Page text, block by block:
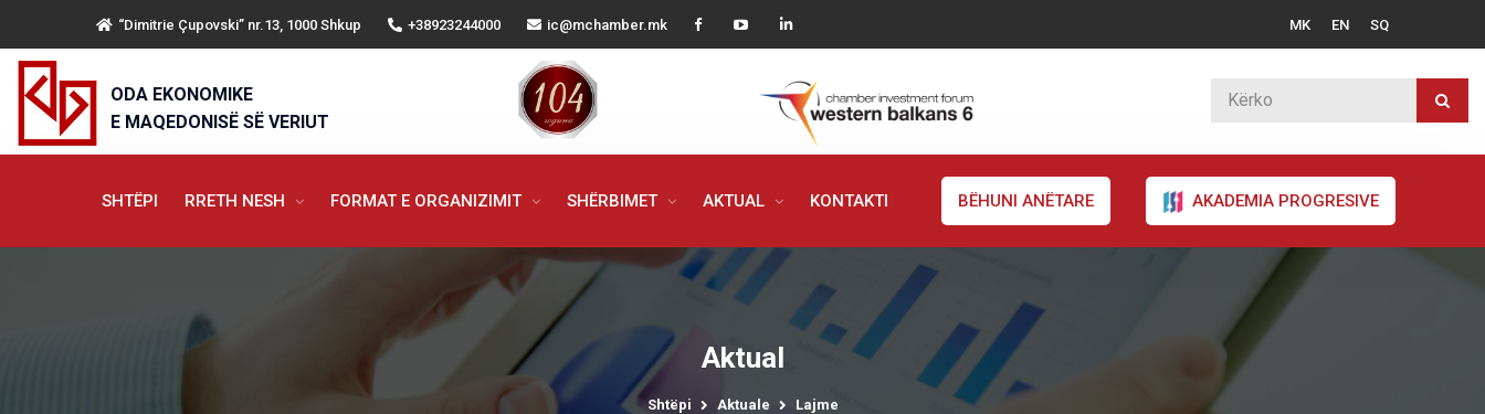
“Dimitrie Çupovski” nr.13, 1000 Shkup +38923244000 ic@mchamber.mk MK EN SQ
ODA EKONOMIKE
E MAQEDONISË SË VERIUT
SHTËPI RRETH NESH FORMAT E ORGANIZIMIT SHËRBIMET AKTUAL KONTAKTI BËHUNI ANËTARE AKADEMIA PROGRESIVE
Aktual
Shtëpi Aktuale Lajme